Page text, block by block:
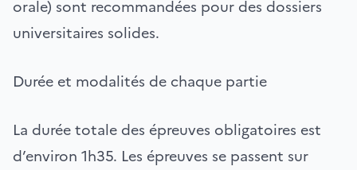
orale) sont recommandées pour des dossiers
universitaires solides.
Durée et modalités de chaque partie
La durée totale des épreuves obligatoires est
d’environ 1h35. Les épreuves se passent sur